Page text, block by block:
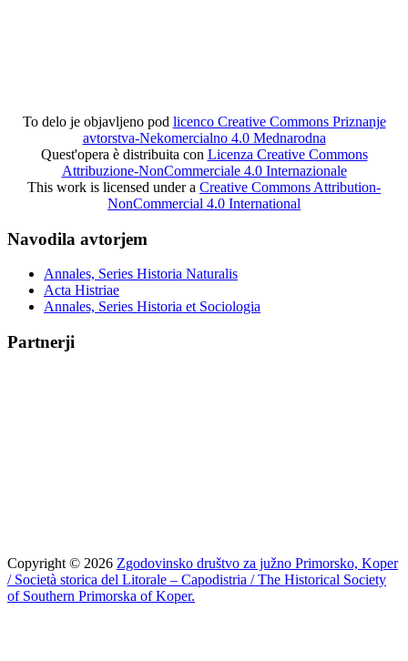
To delo je objavljeno pod licenco Creative Commons Priznanje
avtorstva-Nekomercialno 4.0 Mednarodna
Quest'opera è distribuita con Licenza Creative Commons
Attribuzione-NonCommerciale 4.0 Internazionale
This work is licensed under a Creative Commons Attribution-
NonCommercial 4.0 International
Navodila avtorjem
Annales, Series Historia Naturalis
Acta Histriae
Annales, Series Historia et Sociologia
Partnerji
Copyright © 2026 Zgodovinsko društvo za južno Primorsko, Koper
/ Società storica del Litorale – Capodistria / The Historical Society
of Southern Primorska of Koper.